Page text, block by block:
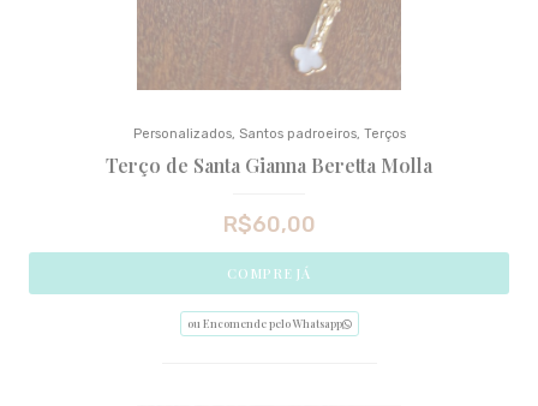
Personalizados, Santos padroeiros, Terços
Terço de Santa Gianna Beretta Molla
R$60,00
COMPRE JÁ
ou Encomende pelo Whatsapp